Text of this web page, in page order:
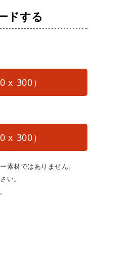
ドする
x 300）
x 300）
素材ではありません。
い。